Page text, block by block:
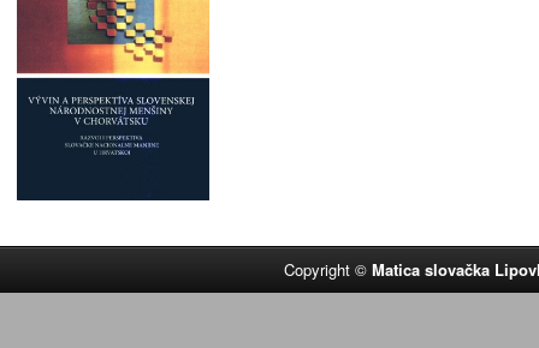
Copyright ©Matica slovačka